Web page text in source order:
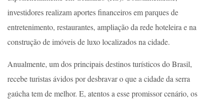
investidores realizam aportes financeiros em parques de
entretenimento, restaurantes, ampliação da rede hoteleira e na
construção de imóveis de luxo localizados na cidade.
Anualmente, um dos principais destinos turísticos do Brasil,
recebe turistas ávidos por desbravar o que a cidade da serra
gaúcha tem de melhor. E, atentos a esse promissor cenário, os